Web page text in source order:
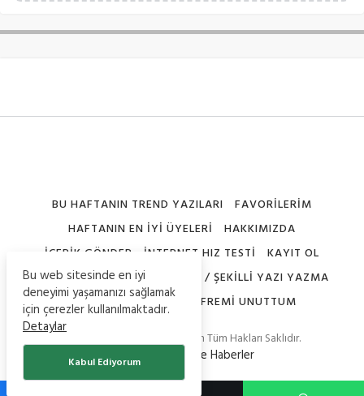
BU HAFTANIN TREND YAZILARI
FAVORILERIM
HAFTANIN EN İYI ÜYELERI
HAKKIMIZDA
İÇERIK GÖNDER
İNTERNET HIZ TESTI
KAYIT OL
NICK ŞEKILLERI – SEMBOLLERI / ŞEKILLI YAZI YAZMA
PROFILIMI DÜZENLE
ŞIFREMI UNUTTUM
© Copyright 2020, Teknoistan Tüm Hakları Saklıdır.
- ve Haberler
Bu web sitesinde en iyi
deneyimi yaşamanızı sağlamak
için çerezler kullanılmaktadır.
Detaylar
Kabul Ediyorum